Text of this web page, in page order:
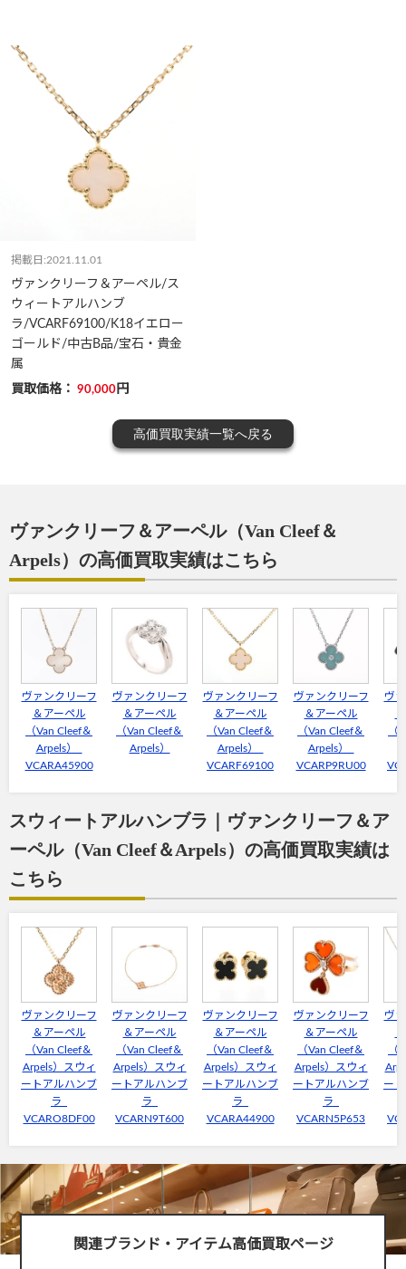
掲載日:2021.11.01
ヴァンクリーフ＆アーペル/ス
ウィートアルハンブ
ラ/VCARF69100/K18イエロー
ゴールド/中古B品/宝石・貴金
属
買取価格： 90,000 円
高価買取実績一覧へ戻る
ヴァンクリーフ＆アーペル（Van Cleef＆
Arpels）の高価買取実績はこちら
ヴァンクリーフ
＆アーペル
（Van Cleef＆
Arpels）
VCARA45900
ヴァンクリーフ
＆アーペル
（Van Cleef＆
Arpels）
ヴァンクリーフ
＆アーペル
（Van Cleef＆
Arpels）
VCARF69100
ヴァンクリーフ
＆アーペル
（Van Cleef＆
Arpels）
VCARP9RU00
ヴ
（
スウィートアルハンブラ｜ヴァンクリーフ＆ア
ーペル（Van Cleef＆Arpels）の高価買取実績は
こちら
ヴァンクリーフ
＆アーペル
（Van Cleef＆
Arpels）スウィ
ートアルハンブ
ラ
VCARO8DF00
ヴァンクリーフ
＆アーペル
（Van Cleef＆
Arpels）スウィ
ートアルハンブ
ラ
VCARN9T600
ヴァンクリーフ
＆アーペル
（Van Cleef＆
Arpels）スウィ
ートアルハンブ
ラ
VCARA44900
ヴァンクリーフ
＆アーペル
（Van Cleef＆
Arpels）スウィ
ートアルハンブ
ラ
VCARN5P653
ヴ
（
ー
関連ブランド・アイテム高価買取ページ